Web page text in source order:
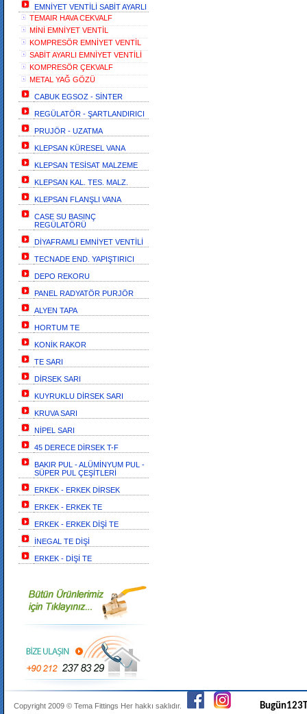
EMNİYET VENTİLİ SABİT AYARLI
TEMAIR HAVA CEKVALF
MİNİ EMNİYET VENTİL
KOMPRESÖR EMNİYET VENTİL
SABİT AYARLI EMNİYET VENTİLİ
KOMPRESÖR ÇEKVALF
METAL YAĞ GÖZÜ
CABUK EGSOZ - SİNTER
REGÜLATÖR - ŞARTLANDIRICI
PRUJÖR - UZATMA
KLEPSAN KÜRESEL VANA
KLEPSAN TESİSAT MALZEME
KLEPSAN KAL. TES. MALZ.
KLEPSAN FLANŞLI VANA
CASE SU BASINÇ
REGÜLATÖRÜ
DİYAFRAMLI EMNİYET VENTİLİ
TECNADE END. YAPIŞTIRICI
DEPO REKORU
PANEL RADYATÖR PURJÖR
ALYEN TAPA
HORTUM TE
KONİK RAKOR
TE SARI
DİRSEK SARI
KUYRUKLU DİRSEK SARI
KRUVA SARI
NİPEL SARI
45 DERECE DİRSEK T-F
BAKIR PUL - ALÜMİNYUM PUL -
SÜPER PUL ÇEŞİTLERİ
ERKEK - ERKEK DİRSEK
ERKEK - ERKEK TE
ERKEK - ERKEK DİŞİ TE
İNEGAL TE DİŞİ
ERKEK - DİŞİ TE
Copyright 2009 © Tema Fittings Her hakkı saklıdır.
Bugün123